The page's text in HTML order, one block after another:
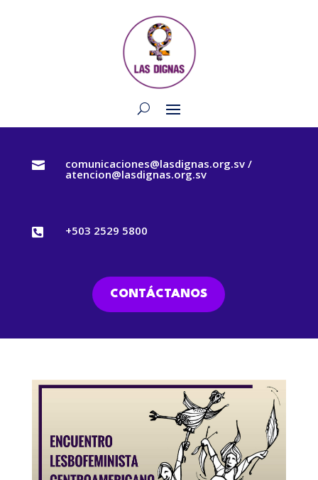
 comunicaciones@lasdignas.org.sv /
atencion@lasdignas.org.sv
 +503 2529 5800
CONTÁCTANOS